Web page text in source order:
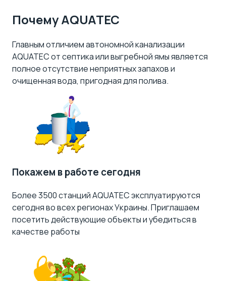
Почему AQUATEC
Главным отличием автономной канализации
AQUATEC отсептикаили выгребной ямы является
полное отсутствие неприятных запахов и
очищенная вода, пригодная для полива.
Покажем в работе сегодня
Более 3500 станций AQUATEC эксплуатируются
сегодня во всех регионах Украины. Приглашаем
посетить действующие объекты и убедиться в
качестве работы